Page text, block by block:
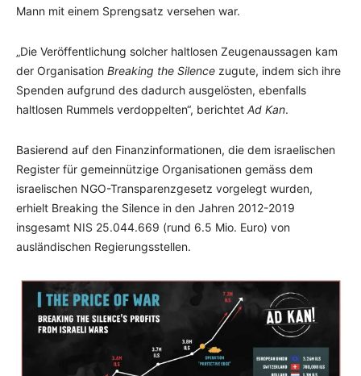
Mann mit einem Sprengsatz versehen war.
„Die Veröffentlichung solcher haltlosen Zeugenaussagen kam
der Organisation Breaking the Silence zugute, indem sich ihre
Spenden aufgrund des dadurch ausgelösten, ebenfalls
haltlosen Rummels verdoppelten“, berichtet Ad Kan.
Basierend auf den Finanzinformationen, die dem israelischen
Register für gemeinnützige Organisationen gemäss dem
israelischen NGO-Transparenzgesetz vorgelegt wurden,
erhielt Breaking the Silence in den Jahren 2012-2019
insgesamt NIS 25.044.669 (rund 6.5 Mio. Euro) von
ausländischen Regierungsstellen.